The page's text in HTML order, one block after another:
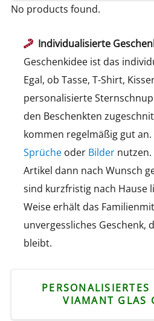
No products found.
Individualisierte
Geschenkidee ist das
Egal, ob Tasse, T-Shirt,
personalisierte
den Beschenkten
kommen regelmäßig gut
Sprücheoder Bildernutzen.
Artikel dann nach Wunsch
sind kurzfristig nach Hause
Weise erhält das
unvergessliches Geschenk,
bleibt.
VIAMANT GLAS